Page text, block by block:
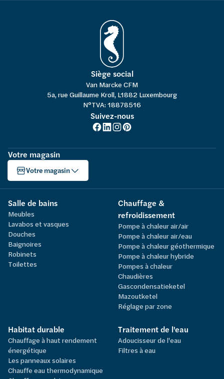
Siège social
Van Marcke CFM
5a, rue Guillaume Kroll, L1882 Luxembourg
N°TVA: 18878516
Suivez-nous
Votre magasin
Votre magasin
Salle de bains
Meubles
Lavabos et vasques
Douches
Baignoires
Robinets
Toilettes
Chauffage &
refroidissement
Pompe à chaleur air/air
Pompe à chaleur air/eau
Pompe à chaleur géothermique
Pompe à chaleur hybride
Pompes à chaleur
Chaudières
Gascondensatieketel
Mazoutketel
Réglage par zone
Habitat durable
Chauffage à haut rendement
énergétique
Les panneaux solaires
Chauffe eau thermodynamique
Traitement de l'eau
Adoucisseur de l'eau
Filtres à eau